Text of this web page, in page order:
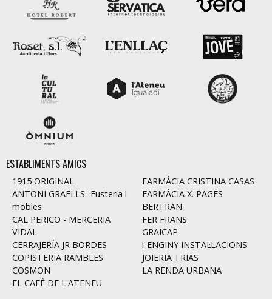
ESTABLIMENTS AMICS
1915 ORIGINAL
ANTONI GRAELLS -Fusteria i
mobles
CAL PERICO - MERCERIA
VIDAL
CERRAJERÍA JR BORDES
COPISTERIA RAMBLES
COSMON
EL CAFÈ DE L'ATENEU
FARMÀCIA CRISTINA CASAS
FARMÀCIA X. PAGÈS
BERTRAN
FER FRANS
GRAICAP
i-ENGINY INSTAL·LACIONS
JOIERIA TRIAS
LA RENDA URBANA